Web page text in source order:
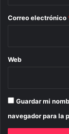
*
Correo electrónico
Web
Guardar mi
navegador para la